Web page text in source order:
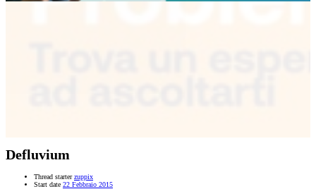
Defluvium
Thread starter zuppix
Start date 22 Febbraio 2015